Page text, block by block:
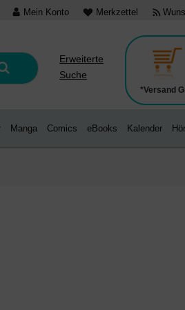
Mein Konto Merkzettel
Erweiterte
Suche
*Versand
Manga Comics eBooks Kalender